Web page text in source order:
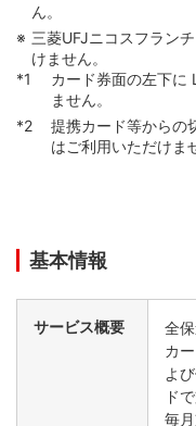
ん。
三菱UFJニコスフラン
けません。
カード券面の左下に
ません。
提携カード等からの
はご利用いただけま
基本情報
サービス概要
全
カ
よ
ド
毎